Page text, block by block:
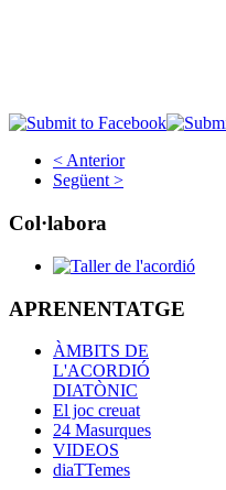
< Anterior
Següent >
Col·labora
APRENENTATGE
ÀMBITS DE
L'ACORDIÓ
DIATÒNIC
El joc creuat
24 Masurques
VIDEOS
diaTTemes